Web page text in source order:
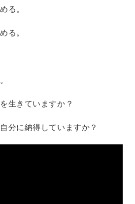
る。
る。
生きていますか？
分に納得していますか？